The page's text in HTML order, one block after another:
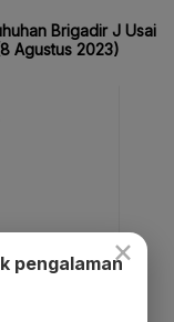
×
pengalaman